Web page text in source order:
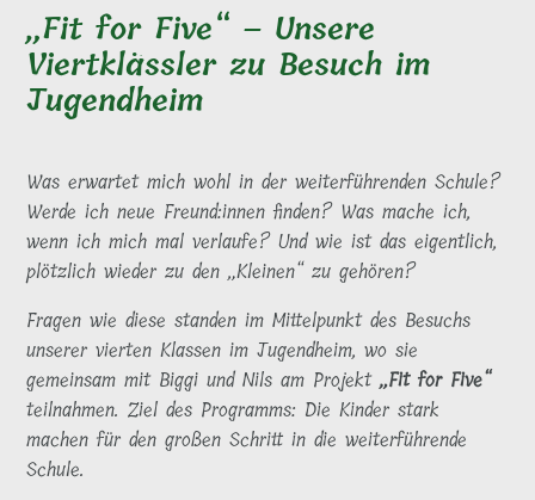
„Fit for Five“ – Unsere
Viertklässler zu Besuch im
Jugendheim
Was erwartet mich wohl in der weiterführenden Schule?
Werde ich neue Freund:innen finden? Was mache ich,
wenn ich mich mal verlaufe? Und wie ist das eigentlich,
plötzlich wieder zu den „Kleinen“ zu gehören?
Fragen wie diese standen im Mittelpunkt des Besuchs
unserer vierten Klassen im Jugendheim, wo sie
gemeinsam mit Biggi und Nils am Projekt„Fit for Five“
teilnahmen. Ziel des Programms: Die Kinder stark
machen für den großen Schritt in die weiterführende
Schule.